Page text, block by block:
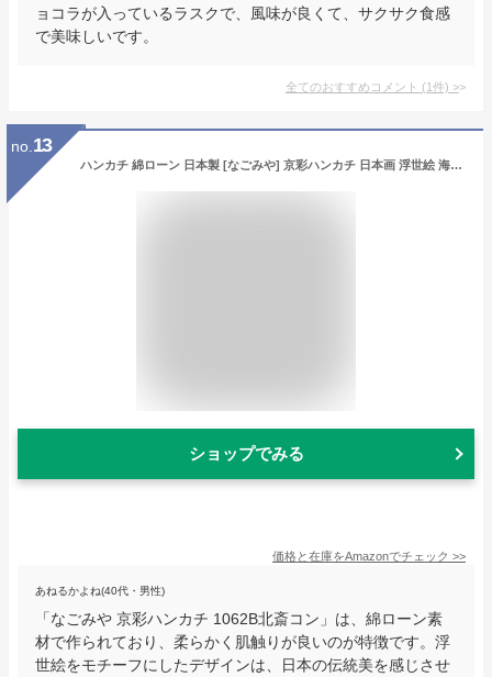
ョコラが入っているラスクで、風味が良くて、サクサク食感
で美味しいです。
全てのおすすめコメント (1件) >
no. 13
ハンカチ 綿ローン 日本製 [なごみや] 京彩ハンカチ 日本画 浮世絵 海外お土産 外国人 ユニセックス 47.5cm 1062B北斎コン
ショップでみる
価格と在庫をAmazonでチェック >>
あねるかよね(40代・男性)
「なごみや 京彩ハンカチ 1062B北斎コン」は、綿ローン素
材で作られており、柔らかく肌触りが良いのが特徴です。浮
世絵をモチーフにしたデザインは、日本の伝統美を感じさせ